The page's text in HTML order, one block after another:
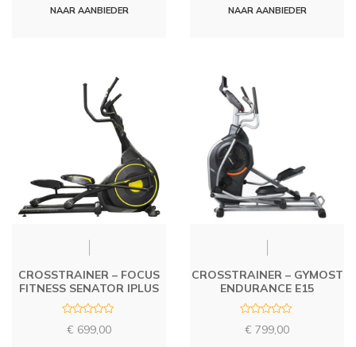
d
NAAR AANBIEDER
d
NAAR AANBIEDER
CROSSTRAINER – FOCUS
FITNESS SENATOR IPLUS
a€ 699,00
CROSSTRAINER – GYMOST
ENDURANCE E15
a€ 799,00